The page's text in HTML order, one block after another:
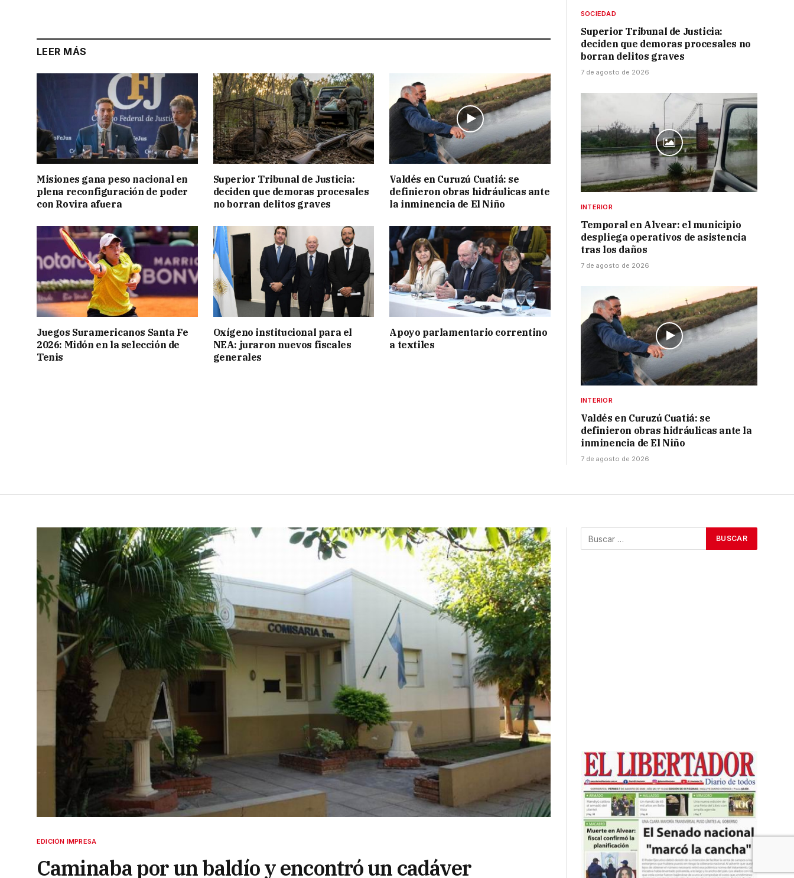
LEER MÁS
Misiones gana peso nacional en
plena reconfiguración de poder
con Rovira afuera
Superior Tribunal de Justicia:
deciden que demoras procesales
no borran delitos graves
Valdés en Curuzú Cuatiá: se
definieron obras hidráulicas ante
la inminencia de El Niño
Juegos Suramericanos Santa Fe
2026: Midón en la selección de
Tenis
Oxígeno institucional para el
NEA: juraron nuevos fiscales
generales
Apoyo parlamentario correntino
a textiles
SOCIEDAD
Superior Tribunal de Justicia:
deciden que demoras procesales no
borran delitos graves
7 de agosto de 2026
INTERIOR
Temporal en Alvear: el municipio
despliega operativos de asistencia
tras los daños
7 de agosto de 2026
INTERIOR
Valdés en Curuzú Cuatiá: se
definieron obras hidráulicas ante la
inminencia de El Niño
7 de agosto de 2026
EDICIÓN IMPRESA
Caminaba por un baldío y encontró un cadáver